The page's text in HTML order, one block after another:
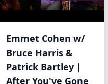
Emmet Cohen w/
Bruce Harris &
Patrick Bartley |
After You've Gone